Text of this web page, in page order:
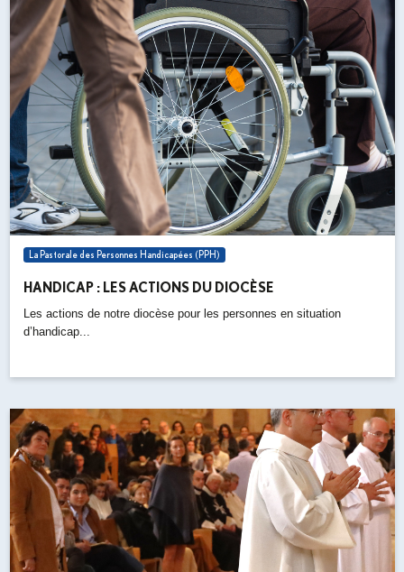
La Pastorale des Personnes Handicapées (PPH)
HANDICAP : LES ACTIONS DU DIOCÈSE
Les actions de notre diocèse pour les personnes en situation
d’handicap...